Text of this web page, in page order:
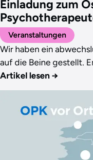
Einladung zum
Veranstaltungen
Wir haben ein
auf die Beine gestellt.
Artikel lesen →